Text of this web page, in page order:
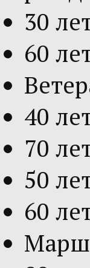
30
60
40
70
50
60